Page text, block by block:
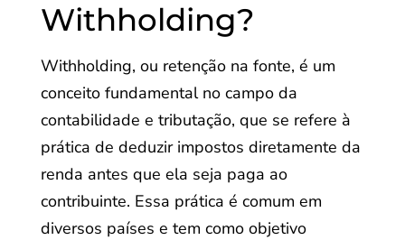
Withholding?
Withholding, ou retenção na fonte, é um
conceito fundamental no campo da
contabilidade e tributação, que se refere à
prática de deduzir impostos diretamente da
renda antes que ela seja paga ao
contribuinte. Essa prática é comum em
diversos países e tem como objetivo